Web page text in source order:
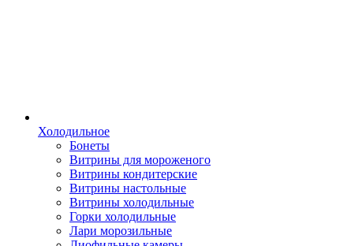
Холодильное
Бонеты
Витрины для мороженого
Витрины кондитерские
Витрины настольные
Витрины холодильные
Горки холодильные
Лари морозильные